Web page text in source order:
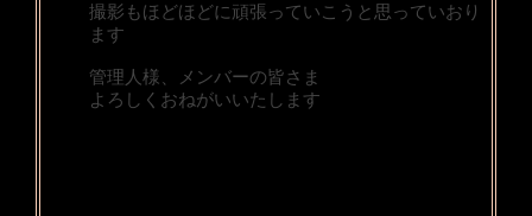
撮影もほどほどに頑張っていこうと思っていおり
ます
管理人様、メンバーの皆さま
よろしくおねがいいたします